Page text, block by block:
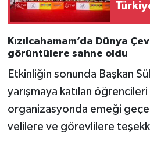
Kızılcahamam’da Dünya
görüntülere sahne oldu
Etkinliğin sonunda Başkan
yarışmaya katılan
organizasyonda emeği
velilere ve görevlilere